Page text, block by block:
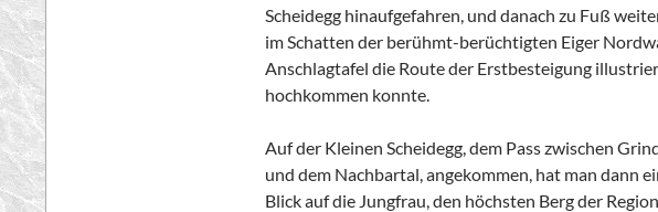
Scheidegg hinaufgefahren, und danach zu Fuß
im Schatten der berühmt-berüchtigten Eiger
Anschlagtafel die Route der Erstbesteigung
hochkommen konnte.
Auf der Kleinen Scheidegg, dem Pass zwischen
und dem Nachbartal, angekommen, hat man dann
Blick auf die Jungfrau, den höchsten Berg der